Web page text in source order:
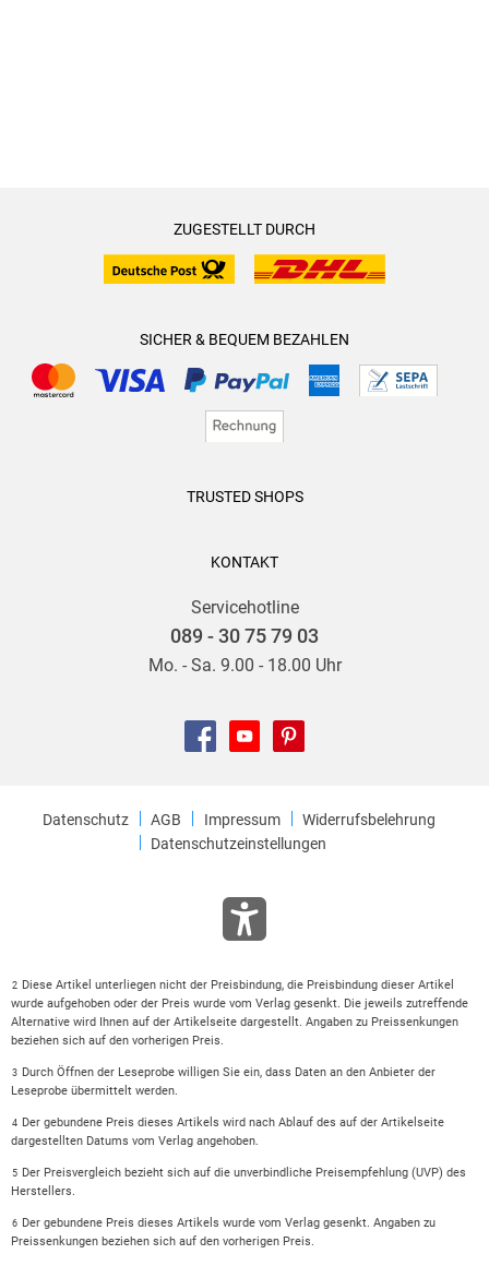
ZUGESTELLT DURCH
SICHER & BEQUEM BEZAHLEN
TRUSTED SHOPS
KONTAKT
Servicehotline
089 - 30 75 79 03
Mo. - Sa. 9.00 - 18.00 Uhr
Datenschutz AGB Impressum
Widerrufsbelehrung
Datenschutzeinstellungen
2
Diese Artikel unterliegen nicht der Preisbindung, die Preisbindung dieser Artikel
wurde aufgehoben oder der Preis wurde vom Verlag gesenkt. Die jeweils zutreffende
Alternative wird Ihnen auf der Artikelseite dargestellt. Angaben zu Preissenkungen
beziehen sich auf den vorherigen Preis.
3
Durch Öffnen der Leseprobe willigen Sie ein, dass Daten an den Anbieter der
Leseprobe übermittelt werden.
4
Der gebundene Preis dieses Artikels wird nach Ablauf des auf der Artikelseite
dargestellten Datums vom Verlag angehoben.
5
Der Preisvergleich bezieht sich auf die unverbindliche Preisempfehlung (UVP) des
Herstellers.
6
Der gebundene Preis dieses Artikels wurde vom Verlag gesenkt. Angaben zu
Preissenkungen beziehen sich auf den vorherigen Preis.